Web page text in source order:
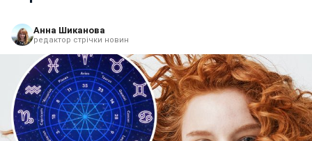
Анна Шиканова
редактор стрічки новин